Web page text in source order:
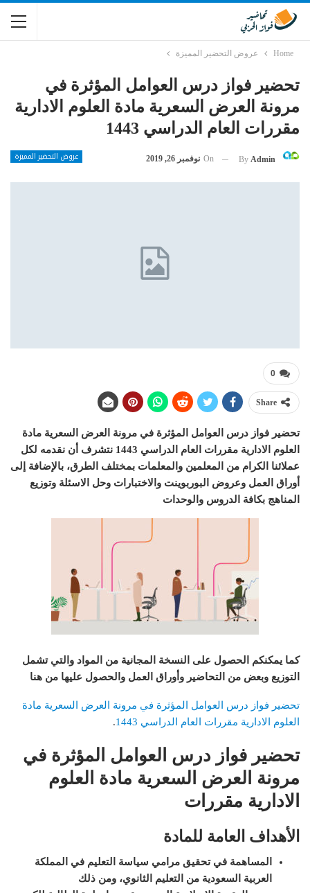
Home عروض التحضير المميزة
تحضير فواز درس العوامل المؤثرة في
مرونة العرض السعرية مادة العلوم الادارية
مقررات العام الدراسي 1443
عروض التحضير المميزة By Admin
On نوفمبر 26, 2019
0
Share
تحضير فواز درس العوامل المؤثرة في مرونة العرض السعرية مادة
العلوم الادارية مقررات العام الدراسي 1443 نتشرف أن نقدمه لكل
عملائنا الكرام من المعلمين والمعلمات بمختلف الطرق، بالإضافة إلى
أوراق العمل وعروض البوربوينت والاختبارات وحل الاسئلة وتوزيع
المناهج بكافة الدروس والوحدات
كما يمكنكم الحصول على النسخة المجانية من المواد والتي تشمل
التوزيع وبعض من التحاضير وأوراق العمل والحصول عليها من هنا
تحضير فواز درس العوامل المؤثرة في مرونة العرض السعرية مادة
العلوم الادارية مقررات العام الدراسي 1443
.
تحضير فواز درس العوامل المؤثرة في
مرونة العرض السعرية مادة العلوم
الادارية مقررات
الأهداف العامة للمادة
المساهمة في تحقيق مرامي سياسة التعليم في المملكة
العربية السعودية من التعليم الثانوي، ومن ذلك